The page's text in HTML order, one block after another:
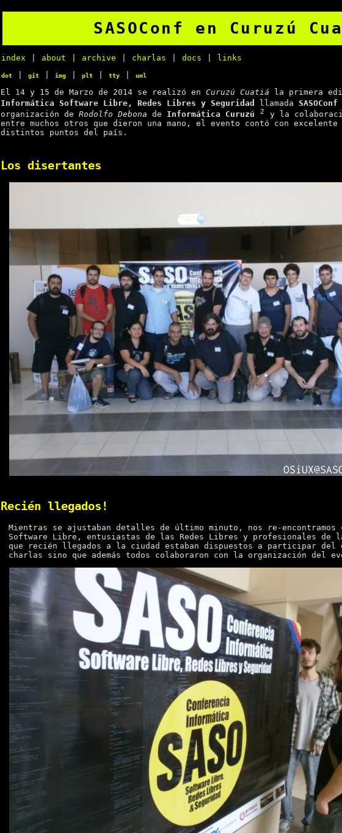
SASOConf en Curuzú
index about archive charlas docs links
dot git img plt tty uml
El 14 y 15 de Marzo de 2014 se realizó en Curuzú Cuatiá la primera
Informática Software Libre, Redes Libres y Seguridad
llamada SASOConf
organización de Rodolfo Debona de Informática Curuzú 2 y la
entre muchos otros que dieron una mano, el evento contó con
distintos puntos del país.
Los disertantes
Recién llegados!
Mientras se ajustaban detalles de último minuto, nos re-encontramos
Software Libre, entusiastas de las Redes Libres y profesionales de
que recién llegados a la ciudad estaban dispuestos a participar del
charlas sino que además todos colaboraron con la organización del